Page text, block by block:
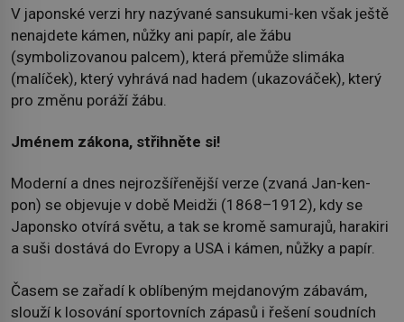
V japonské verzi hry nazývané sansukumi-ken však ještě
nenajdete kámen, nůžky ani papír, ale žábu
(symbolizovanou palcem), která přemůže slimáka
(malíček), který vyhrává nad hadem (ukazováček), který
pro změnu poráží žábu.
Jménem zákona, střihněte si!
Moderní a dnes nejrozšířenější verze (zvaná Jan-ken-
pon) se objevuje v době Meidži (1868–1912), kdy se
Japonsko otvírá světu, a tak se kromě samurajů, harakiri
a suši dostává do Evropy a USA i kámen, nůžky a papír.
Časem se zařadí k oblíbeným mejdanovým zábavám,
slouží k losování sportovních zápasů i řešení soudních